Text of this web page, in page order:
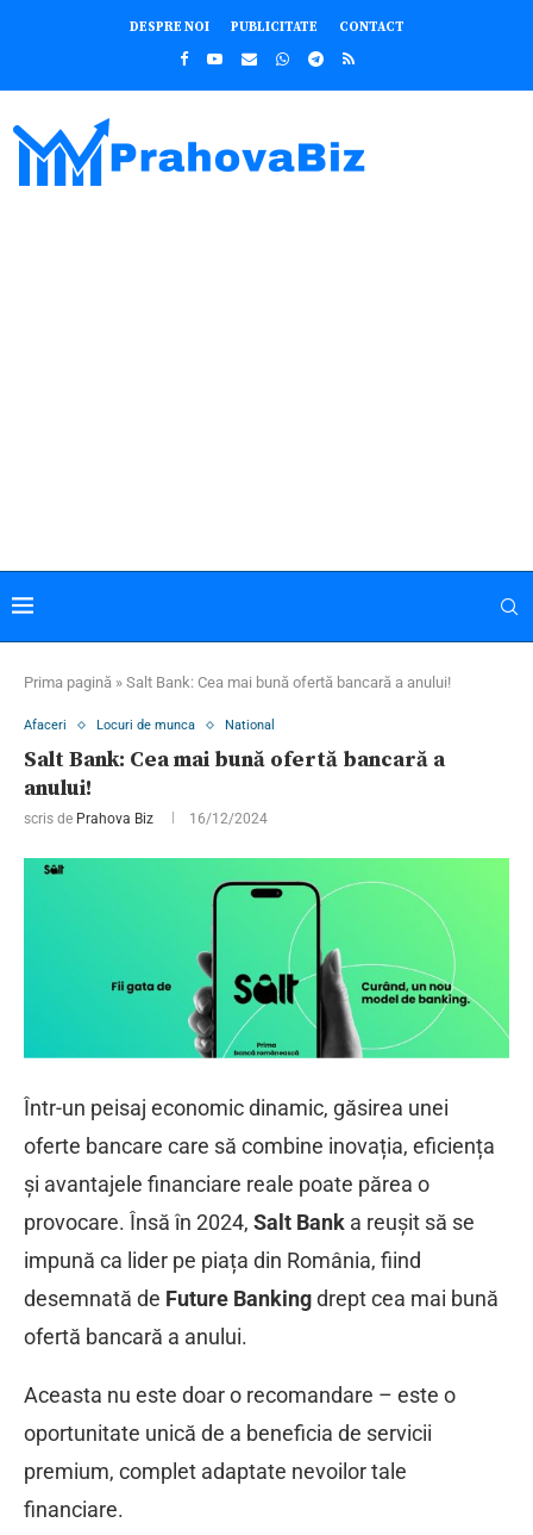
DESPRE NOI PUBLICITATE CONTACT
Prima pagină » Salt Bank: Cea mai bună ofertă bancară a anului!
Afaceri Locuri de munca National
Salt Bank: Cea mai bună ofertă bancară a
anului!
scris de Prahova Biz 16/12/2024
Într-un peisaj economic dinamic, găsirea unei
oferte bancare care să combine inovația, eficiența
și avantajele financiare reale poate părea o
provocare. Însă în 2024, Salt Bank a reușit să se
impună ca lider pe piața din România, fiind
desemnată de Future Bankingdrept cea mai bună
ofertă bancară a anului.
Aceasta nu este doar o recomandare – este o
oportunitate unică de a beneficia de servicii
premium, complet adaptate nevoilor tale
financiare.